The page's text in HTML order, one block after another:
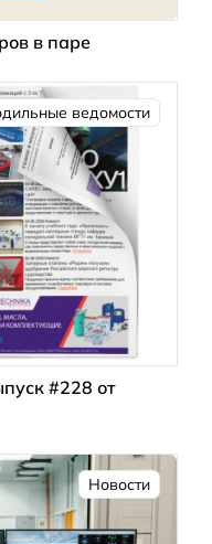
в паре
ведомости
#228 от
Новости